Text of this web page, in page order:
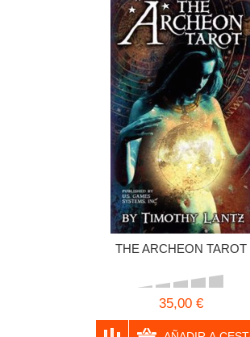
THE ARCHEON TAROT
35,00 €